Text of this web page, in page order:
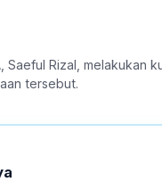
Saeful Rizal, melakukan
tersebut.